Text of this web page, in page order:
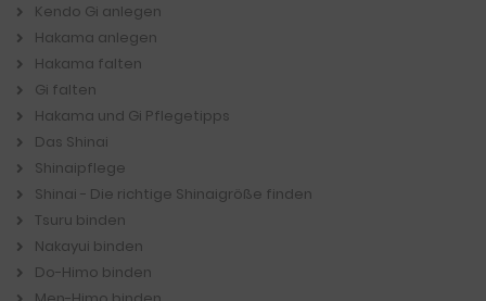
Kendo Gi anlegen
Hakama anlegen
Hakama falten
Gi falten
Hakama und Gi Pflegetipps
Das Shinai
Shinaipflege
Shinai - Die richtige Shinaigröße finden
Tsuru binden
Nakayui binden
Do-Himo binden